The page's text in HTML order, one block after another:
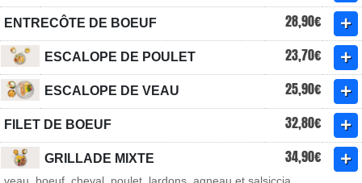
ENTRECÔTE DE BOEUF 28,90€
ESCALOPE DE POULET 23,70€
ESCALOPE DE VEAU 25,90€
FILET DE BOEUF 32,80€
GRILLADE MIXTE 34,90€